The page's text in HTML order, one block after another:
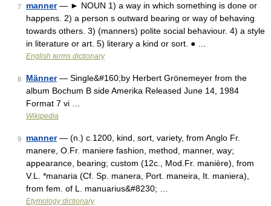
7 manner— ► NOUN 1) a way in which something is done or
happens. 2) a person s outward bearing or way of behaving
towards others. 3) (manners) polite social behaviour. 4) a style
in literature or art. 5) literary a kind or sort. ● …
English terms dictionary
8 Männer— Single&#160;by Herbert Grönemeyer from the
album Bochum B side Amerika Released June 14, 1984
Format 7 vi …
Wikipedia
9 manner— (n.) c.1200, kind, sort, variety, from Anglo Fr.
manere, O.Fr. maniere fashion, method, manner, way;
appearance, bearing; custom (12c., Mod.Fr. manière), from
V.L. *manaria (Cf. Sp. manera, Port. maneira, It. maniera),
from fem. of L. manuarius&#8230; …
Etymology dictionary